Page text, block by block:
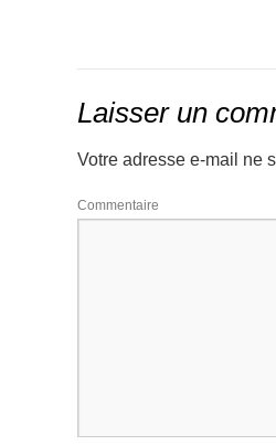
Laisser un
Votre adresse e-mail ne